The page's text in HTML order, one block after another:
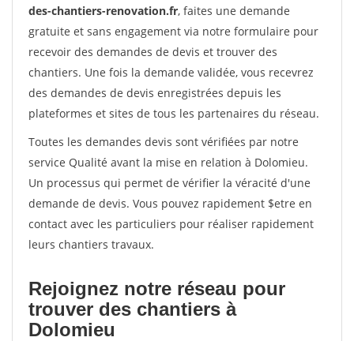
des-chantiers-renovation.fr, faites une demande
gratuite et sans engagement via notre formulaire pour
recevoir des demandes de devis et trouver des
chantiers. Une fois la demande validée, vous recevrez
des demandes de devis enregistrées depuis les
plateformes et sites de tous les partenaires du réseau.
Toutes les demandes devis sont vérifiées par notre
service Qualité avant la mise en relation à Dolomieu.
Un processus qui permet de vérifier la véracité d'une
demande de devis. Vous pouvez rapidement $etre en
contact avec les particuliers pour réaliser rapidement
leurs chantiers travaux.
Rejoignez notre réseau pour
trouver des chantiers à
Dolomieu